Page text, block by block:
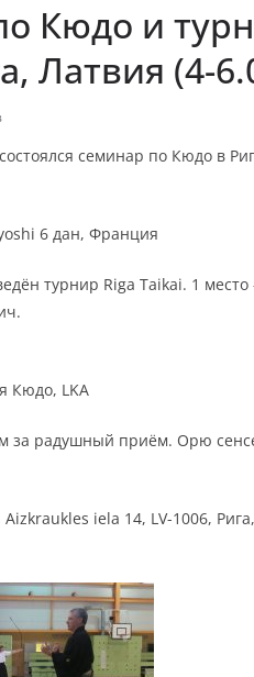
Кюдо и
Латвия (4-
семинар по Кюдо в
6 дан, Франция
турнир Riga Taikai. 1
Кюдо, LKA
за радушный приём. Орю
iela 14, LV-1006,